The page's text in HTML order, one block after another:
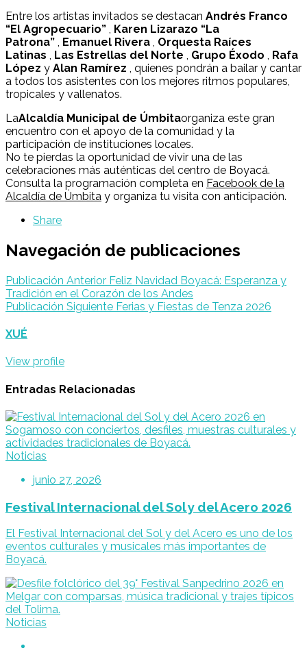
Entre los artistas invitados se destacan Andrés Franco
“El Agropecuario” , Karen Lizarazo “La
Patrona” , Emanuel Rivera , Orquesta Raíces
Latinas , Las Estrellas del Norte , Grupo Éxodo , Rafa
López y Alan Ramírez , quienes pondrán a bailar y cantar
a todos los asistentes con los mejores ritmos populares,
tropicales y vallenatos.
LaAlcaldía Municipal de Úmbitaorganiza este gran
encuentro con el apoyo de la comunidad y la
participación de instituciones locales.
No te pierdas la oportunidad de vivir una de las
celebraciones más auténticas del centro de Boyacá.
Consulta la programación completa en Facebook de la
Alcaldía de Úmbita y organiza tu visita con anticipación.
Share
Navegación de publicaciones
Publicación Anterior Feliz Navidad Boyacá: Esperanza y
Tradición en el Corazón de los Andes
Publicación Siguiente Ferias y Fiestas de Tenza 2026
XUÉ
View profile
Entradas Relacionadas
Noticias
junio 27, 2026
Festival Internacional del Sol y del Acero 2026
El Festival Internacional del Sol y del Acero es uno de los
eventos culturales y musicales más importantes de
Boyacá.
Noticias